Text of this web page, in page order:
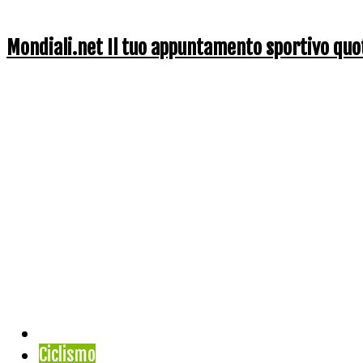
Mondiali.net Il tuo appuntamento sportivo
Ciclismo